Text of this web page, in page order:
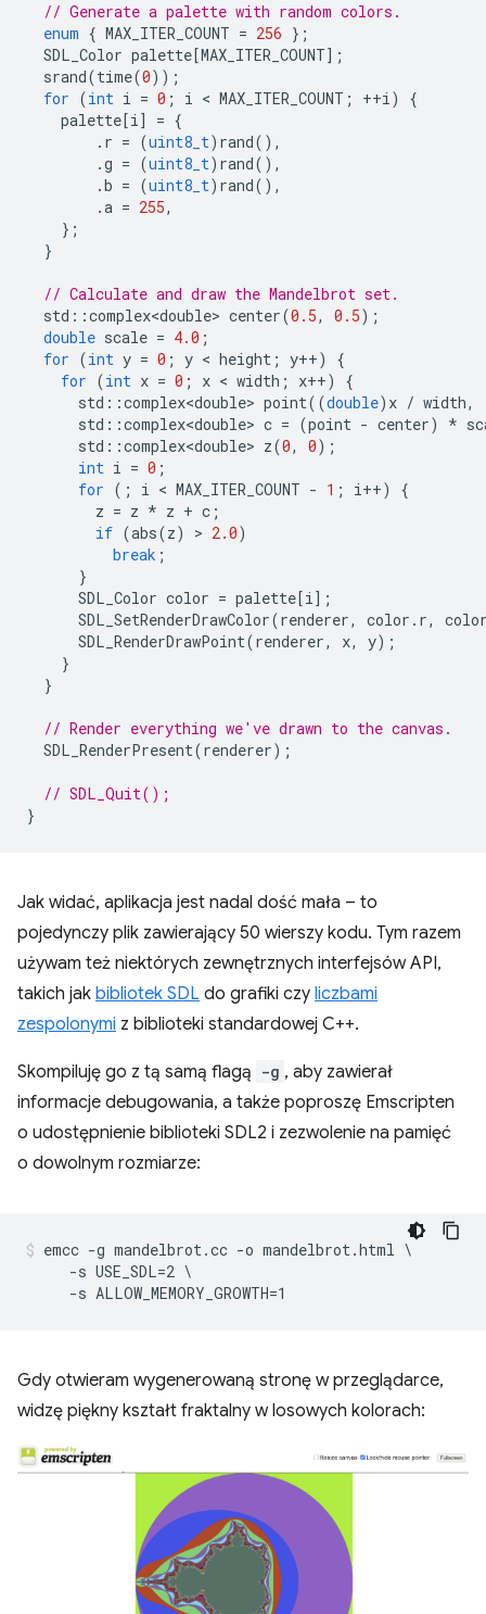
// Generate a palette with random colors.
enum { MAX_ITER_COUNT = 256 };
SDL_Color palette [MAX_ITER_COUNT];
srand(time(0));
for (int i = 0 ; i < MAX_ITER_COUNT ; ++i)
{
palette [i] = {
. r = (uint8_t) rand(),
.g = (uint8_t) rand(),
.b = (uint8_t) rand(),
.a = 255,
};
}
// Calculate and draw the Mandelbrot set.
std ::complex<double> center(0.5, 0.5);
double scale = 4.0 ;
for (int y = 0 ; y < height ; y++)
{
for (int x = 0 ; x < width ; x++)
{
std ::complex<double> point((double) x / width,
std ::complex<double> c = (point - center) *
std ::complex<double> z(0, 0);
int i = 0 ;
for (; i < MAX_ITER_COUNT - 1 ; i++)
{
z = z * z + c ;
if (abs(z) > 2.0)
break ;
}
SDL_Color color = palette [i];
SDL_SetRenderDrawColor(renderer, color . r,
SDL_RenderDrawPoint(renderer, x, y);
}
}
// Render everything we've drawn to the canvas.
SDL_RenderPresent(renderer);
// SDL_Quit();
}
Jak widać, aplikacja jest nadal dość mała – to
pojedynczy plik zawierający 50 wierszy kodu. Tym razem
używam też niektórych zewnętrznych interfejsów API,
takich jak bibliotek SDL do grafiki czy liczbami
zespolonymi z biblioteki standardowej C++.
Skompiluję go z tą samą flagą -g , aby zawierał
informacje debugowania, a także poproszę Emscripten
o udostępnienie biblioteki SDL2 i zezwolenie na pamięć
o dowolnym rozmiarze:
emcc -g mandelbrot.cc -o mandelbrot.html \
     -s USE_SDL=2 \
Gdy otwieram wygenerowaną stronę w przeglądarce,
widzę piękny kształt fraktalny w losowych kolorach: